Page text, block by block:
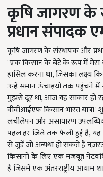
कृषि जागरण
प्रधान संपादक
कृषि जागरण के संस्थापक और
"एक किसान के बेटे के रूप में मेरा
हासिल करना था, जिसका लक्ष्य
उन्हें समान ऊंचाइयों तक पहुंचने में
मुझसे दूर था, आज यह साकार हो
वीवीआईएफ किसान भारत
लचीलेपन और असाधारण
पहल हर जिले तक फैली हुई है, यह
से जुड़ें जो अन्यथा हो सकते हैं
किसानों के लिए एक मजबूत
है जिसमें एक अंतरराष्ट्रीय आयाम